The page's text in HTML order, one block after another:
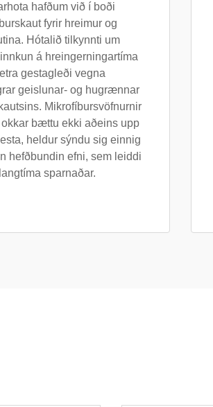
hafðum við í boði
fyrir hreimur og
Hótalið tilkynnti um
á hreingerningartíma
gestagleði vegna
geislunar- og hugrænnar
Mikrofíbursvöfnurnir
bættu ekki aðeins upp
heldur sýndu sig einnig
hefðbundin efni, sem leiddi
sparnaðar.